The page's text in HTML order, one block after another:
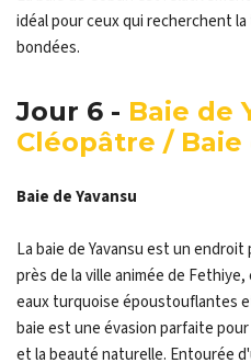
idéal pour ceux qui recherchent
bondées.
Jour 6 - Baie de
Cléopâtre / Baie
Baie de Yavansu
La baie de Yavansu est un
près de la ville animée de
eaux turquoise époustouflantes
baie est une évasion parfaite
et la beauté naturelle. Entourée